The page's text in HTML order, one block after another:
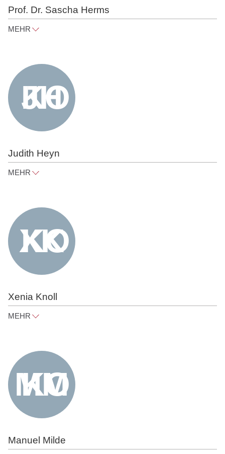
Prof. Dr. Sascha Herms
MEHR
Tel +49 30 818 550 373
Judith Heyn
MEHR
Tel +49 30 818 550 314
Xenia Knoll
MEHR
Tel +49 30 818 550 373
Manuel Milde